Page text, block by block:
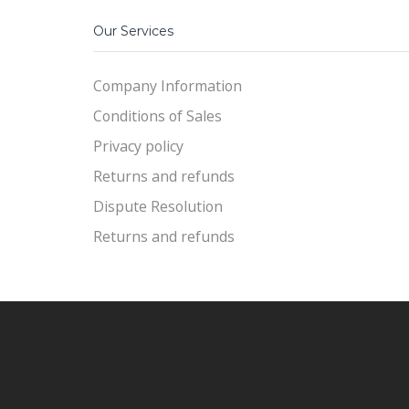
Our Services
Company Information
Conditions of Sales
Privacy policy
Returns and refunds
Dispute Resolution
Returns and refunds